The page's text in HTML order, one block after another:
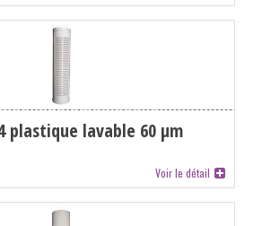
plastique lavable 60 µm
Voir le détail